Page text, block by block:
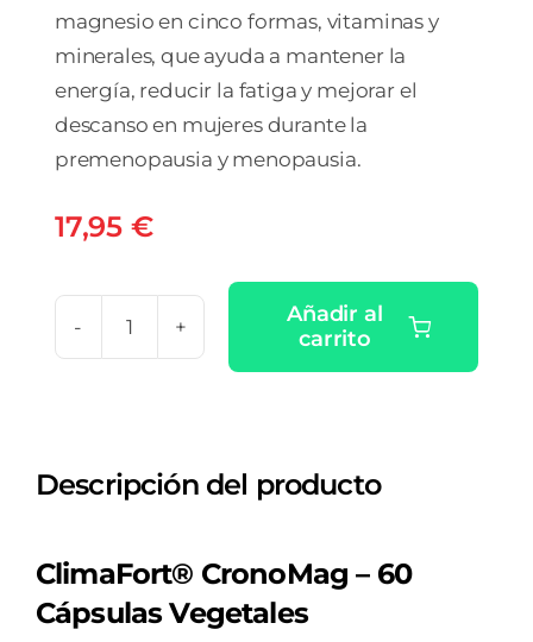
magnesio en cinco formas, vitaminas y
minerales, que ayuda a mantener la
energía, reducir la fatiga y mejorar el
descanso en mujeres durante la
premenopausia y menopausia.
17,95 €
CLIMAFORT
CRONOMAG
VEGETALES
Añadir al
carrito
Descripción del producto
ClimaFort® CronoMag – 60
Cápsulas Vegetales